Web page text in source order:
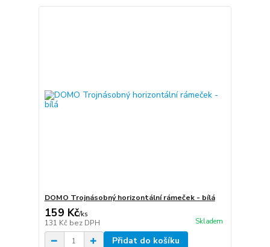
DOMO Trojnásobný horizontální rámeček - bílá
159 Kč/ks
131 Kč bez DPH Skladem
Přidat do košíku